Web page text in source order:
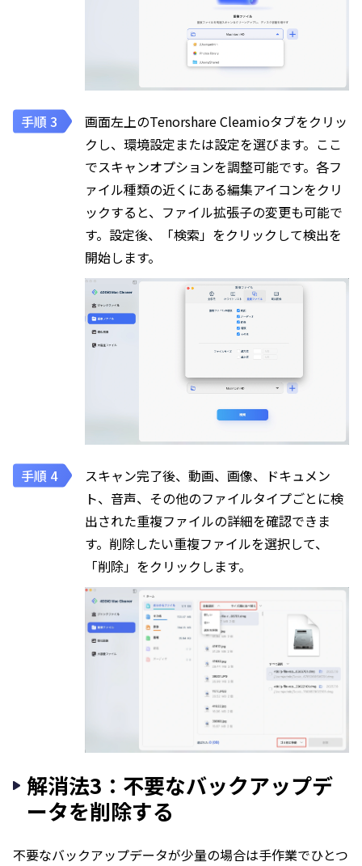
画面左上のTenorshare Cleamioタブをクリッ
クし、環境設定または設定を選びます。ここ
でスキャンオプションを調整可能です。各フ
ァイル種類の近くにある編集アイコンをクリ
ックすると、ファイル拡張子の変更も可能で
す。設定後、「検索」をクリックして検出を
開始します。
スキャン完了後、動画、画像、ドキュメン
ト、音声、その他のファイルタイプごとに検
出された重複ファイルの詳細を確認できま
す。削除したい重複ファイルを選択して、
「削除」をクリックします。
解消法3：不要なバックアップデ
ータを削除する
不要なバックアップデータが少量の場合は手作業でひとつ